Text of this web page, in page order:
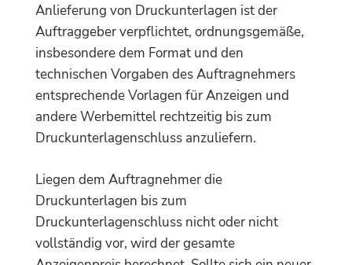
Anlieferung von Druckunterlagen ist der
Auftraggeber verpflichtet, ordnungsgemäße,
insbesondere dem Format und den
technischen Vorgaben des Auftragnehmers
entsprechende Vorlagen für Anzeigen und
andere Werbemittel rechtzeitig bis zum
Druckunterlagenschluss anzuliefern.
Liegen dem Auftragnehmer die
Druckunterlagen bis zum
Druckunterlagenschluss nicht oder nicht
vollständig vor, wird der gesamte